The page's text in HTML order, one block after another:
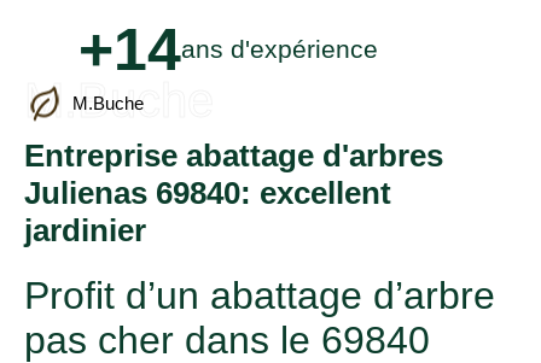
+14ans d'expérience
M.Buche
M.Buche
Entreprise abattage d'arbres
Julienas 69840: excellent
jardinier
Profit d’un abattage d’arbre
pas cher dans le 69840